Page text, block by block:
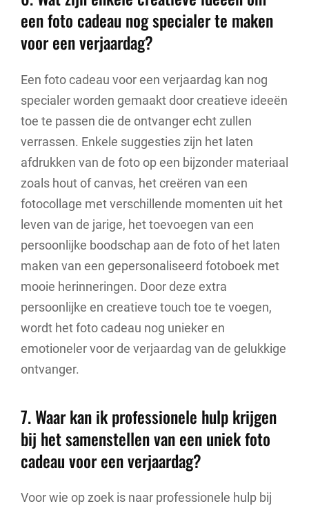
een foto cadeau nog specialer te maken
voor een verjaardag?
Een foto cadeau voor een verjaardag kan nog
specialer worden gemaakt door creatieve ideeën
toe te passen die de ontvanger echt zullen
verrassen. Enkele suggesties zijn het laten
afdrukken van de foto op een bijzonder materiaal
zoals hout of canvas, het creëren van een
fotocollage met verschillende momenten uit het
leven van de jarige, het toevoegen van een
persoonlijke boodschap aan de foto of het laten
maken van een gepersonaliseerd fotoboek met
mooie herinneringen. Door deze extra
persoonlijke en creatieve touch toe te voegen,
wordt het foto cadeau nog unieker en
emotioneler voor de verjaardag van de gelukkige
ontvanger.
7. Waar kan ik professionele hulp krijgen
bij het samenstellen van een uniek foto
cadeau voor een verjaardag?
Voor wie op zoek is naar professionele hulp bij